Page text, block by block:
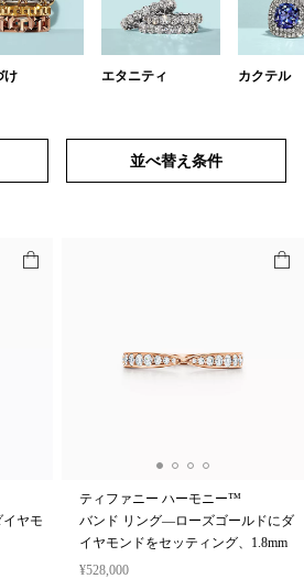
け エタニティ カクテル
並べ替え条件
ヤモ
ティファニー ハーモニー™
バンド リング—ローズゴールドにダ
イヤモンドをセッティング、1.8mm
¥528,000